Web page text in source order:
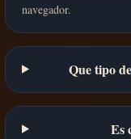
navegador.
Que tipo
Es